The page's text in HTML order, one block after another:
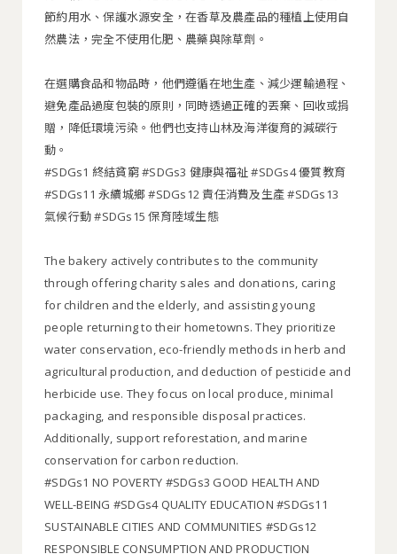
節約用水、保護水源安全，在香草及農產品的種植上使用自
然農法，完全不使用化肥、農藥與除草劑。
在選購食品和物品時，他們遵循在地生產、減少運輸過程、
避免產品過度包裝的原則，同時透過正確的丟棄、回收或捐
贈，降低環境污染。他們也支持山林及海洋復育的減碳行
動。
#SDGs1 終結貧窮 #SDGs3 健康與福祉 #SDGs4 優質教育
#SDGs11 永續城鄉 #SDGs12 責任消費及生產 #SDGs13
氣候行動 #SDGs15 保育陸域生態
The bakery actively contributes to the community
through offering charity sales and donations, caring
for children and the elderly, and assisting young
people returning to their hometowns. They prioritize
water conservation, eco-friendly methods in herb and
agricultural production, and deduction of pesticide and
herbicide use. They focus on local produce, minimal
packaging, and responsible disposal practices.
Additionally, support reforestation, and marine
conservation for carbon reduction.
#SDGs1 NO POVERTY #SDGs3 GOOD HEALTH AND
WELL-BEING #SDGs4 QUALITY EDUCATION #SDGs11
SUSTAINABLE CITIES AND COMMUNITIES #SDGs12
RESPONSIBLE CONSUMPTION AND PRODUCTION